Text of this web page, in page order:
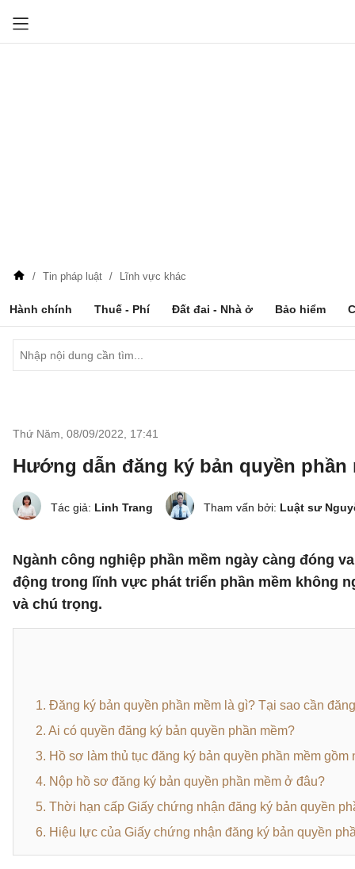
Tin pháp luật Lĩnh vực khác
Hành chính Thuế - Phí Đất đai - Nhà ở Bảo hiểm
Thứ Năm, 08/09/2022 17:41
Hướng dẫn đăng ký bản quyền phần
Tác giả: Linh Trang Tham vấn bởi: Luật sư
Ngành công nghiệp phần mềm ngày càng đóng
động trong lĩnh vực phát triển phần mềm không
và chú trọng.
1. Đăng ký bản quyền phần mềm là gì? Tại sao cần
2. Ai có quyền đăng ký bản quyền phần mềm?
3. Hồ sơ làm thủ tục đăng ký bản quyền phần mềm gồm
4. Nộp hồ sơ đăng ký bản quyền phần mềm ở đâu?
5. Thời hạn cấp Giấy chứng nhận đăng ký bản quyền
6. Hiệu lực của Giấy chứng nhận đăng ký bản quyền